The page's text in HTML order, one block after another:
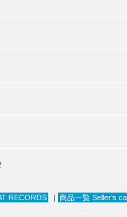
RECORDS | 商品一覧 Seller’s